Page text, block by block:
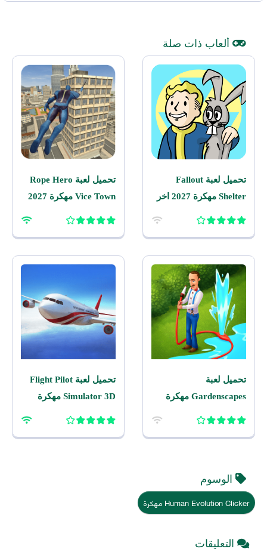
ألعاب ذات صلة
تحميل لعبة Fallout
Shelter مهكرة 2027 اخر
تحميل لعبة Rope Hero
Vice Town مهكرة 2027
تحميل لعبة
Gardenscapes مهكرة
تحميل لعبة Flight Pilot
Simulator 3D مهكرة
الوسوم
Human Evolution Clicker مهكرة
التعليقات